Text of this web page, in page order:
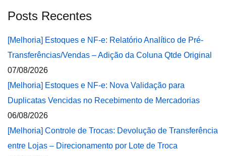
Posts Recentes
[Melhoria] Estoques e NF-e: Relatório Analítico de Pré-
Transferências/Vendas – Adição da Coluna Qtde Original
07/08/2026
[Melhoria] Estoques e NF-e: Nova Validação para
Duplicatas Vencidas no Recebimento de Mercadorias
06/08/2026
[Melhoria] Controle de Trocas: Devolução de Transferência
entre Lojas – Direcionamento por Lote de Troca